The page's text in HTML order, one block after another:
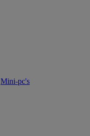
Mini-pc's